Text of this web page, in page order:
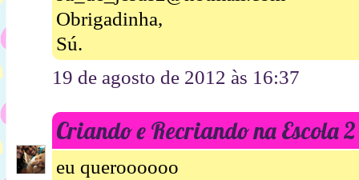
Obrigadinha,
Sú.
19 de agosto de 2012 às 16:37
Criando e Recriando na Escola 2
eu queroooooo